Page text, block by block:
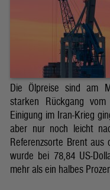
Die Ölpreise sind am
starken Rückgang
Einigung im Iran-Krieg
aber nur noch leicht
Referenzsorte Brent aus
wurde bei 78,84 US-
mehr als ein halbes